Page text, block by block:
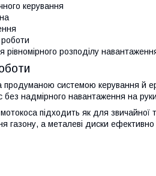
керування
розподілу
системою керування й
надмірного навантаження на
підходить як для звичайної
газону, а металеві диски